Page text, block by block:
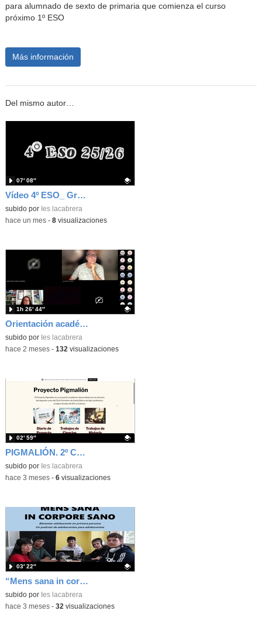
para alumnado de sexto de primaria que comienza el curso
próximo 1º ESO
Más información
Del mismo autor…
Vídeo 4º ESO_ Graduación
Contenido educativo.
subido por Ies lacabrera
07′ 08″
-hace un mes- 8visualizaciones
Orientación académica y realización de matrícula (ESO, Bachill y CFGB)
Contenido educativo.
subido por Ies lacabrera
1h 26′ 44″
-hace 2 meses- 132 visualizaciones
PIGMALIÓN. 2º Congreso científico: jardinería para enfríar el planeta
Contenido educativo.
subido por Ies lacabrera
02′ 59″
-hace 3 meses- 6visualizaciones
“Mens sana in corpore sano: bienestar adolescente en primera persona”
Contenido educativo.
subido por Ies lacabrera
03′ 22″
-hace 3 meses- 32 visualizaciones